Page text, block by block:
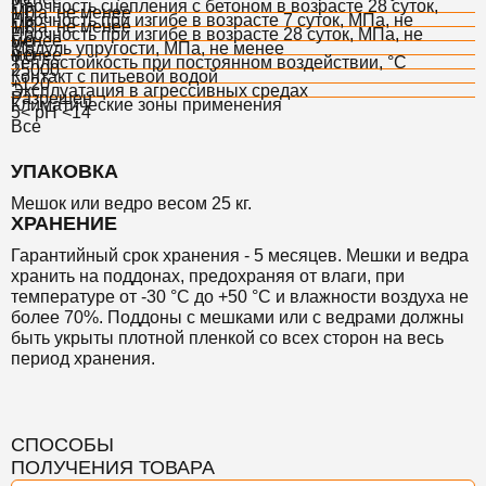
МПа, не менее
1,0
Прочность сцепления с бетоном в возрасте 28 суток,
МПа, не менее
1,8
Прочность при изгибе в возрасте 7 суток, МПа, не
менее
5,0
Прочность при изгибе в возрасте 28 суток, МПа, не
менее
8,0
Модуль упругости, МПа, не менее
25000
Теплостойкость при постоянном воздействии, °С
+120
Контакт с питьевой водой
Разрешен
Эксплуатация в агрессивных средах
5< pH <14
Климатические зоны применения
Все
УПАКОВКА
Мешок или ведро весом 25 кг.
ХРАНЕНИЕ
Гарантийный срок хранения - 5 месяцев. Мешки и ведра
хранить на поддонах, предохраняя от влаги, при
температуре от -30 °С до +50 °С и влажности воздуха не
более 70%. Поддоны с мешками или с ведрами должны
быть укрыты плотной пленкой со всех сторон на весь
период хранения.
СПОСОБЫ
ПОЛУЧЕНИЯ ТОВАРА